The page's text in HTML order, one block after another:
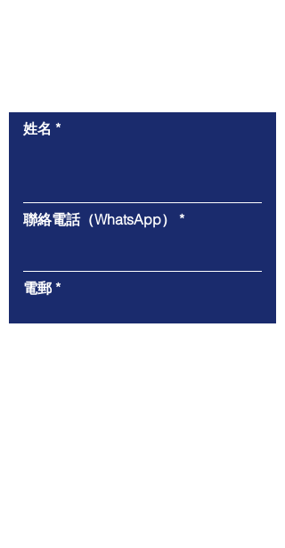
姓名
聯絡電話（WhatsApp）
電郵